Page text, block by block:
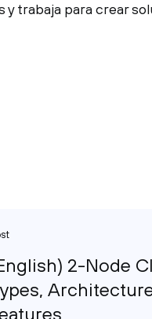
trabaja para crear
2-Node